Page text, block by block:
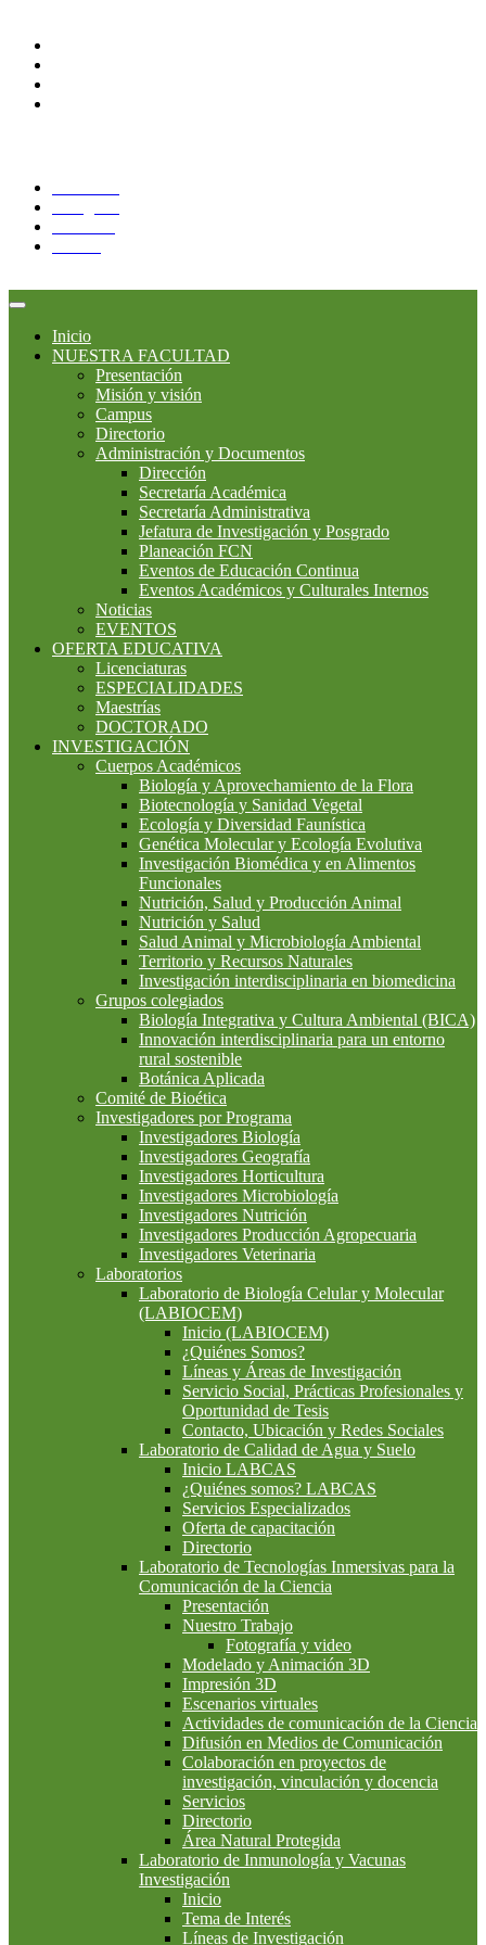
Inicio
NUESTRA FACULTAD
Presentación
Misión y visión
Campus
Directorio
Administración y Documentos
Dirección
Secretaría Académica
Secretaría Administrativa
Jefatura de Investigación y Posgrado
Planeación FCN
Eventos de Educación Continua
Eventos Académicos y Culturales Internos
Noticias
EVENTOS
OFERTA EDUCATIVA
Licenciaturas
ESPECIALIDADES
Maestrías
DOCTORADO
INVESTIGACIÓN
Cuerpos Académicos
Biología y Aprovechamiento de la Flora
Biotecnología y Sanidad Vegetal
Ecología y Diversidad Faunística
Genética Molecular y Ecología Evolutiva
Investigación Biomédica y en Alimentos
Funcionales
Nutrición, Salud y Producción Animal
Nutrición y Salud
Salud Animal y Microbiología Ambiental
Territorio y Recursos Naturales
Investigación interdisciplinaria en biomedicina
Grupos colegiados
Biología Integrativa y Cultura Ambiental (BICA)
Innovación interdisciplinaria para un entorno
rural sostenible
Botánica Aplicada
Comité de Bioética
Investigadores por Programa
Investigadores Biología
Investigadores Geografía
Investigadores Horticultura
Investigadores Microbiología
Investigadores Nutrición
Investigadores Producción Agropecuaria
Investigadores Veterinaria
Laboratorios
Laboratorio de Biología Celular y Molecular
(LABIOCEM)
Inicio (LABIOCEM)
¿Quiénes Somos?
Líneas y Áreas de Investigación
Servicio Social, Prácticas Profesionales y
Oportunidad de Tesis
Contacto, Ubicación y Redes Sociales
Laboratorio de Calidad de Agua y Suelo
Inicio LABCAS
¿Quiénes somos? LABCAS
Servicios Especializados
Oferta de capacitación
Directorio
Laboratorio de Tecnologías Inmersivas para la
Comunicación de la Ciencia
Presentación
Nuestro Trabajo
Fotografía y video
Modelado y Animación 3D
Impresión 3D
Escenarios virtuales
Actividades de comunicación de la Ciencia
Difusión en Medios de Comunicación
Colaboración en proyectos de
investigación, vinculación y docencia
Servicios
Directorio
Área Natural Protegida
Laboratorio de Inmunología y Vacunas
Investigación
Inicio
Tema de Interés
Líneas de Investigación